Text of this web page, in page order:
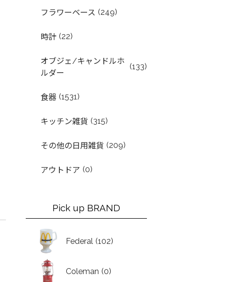
フラワーベース (249)
時計 (22)
オブジェ/キャンドルホ
ルダー
(133)
食器 (1531)
キッチン雑貨 (315)
その他の日用雑貨 (209)
アウトドア (0)
Pick up BRAND
Federal (102)
Coleman (0)